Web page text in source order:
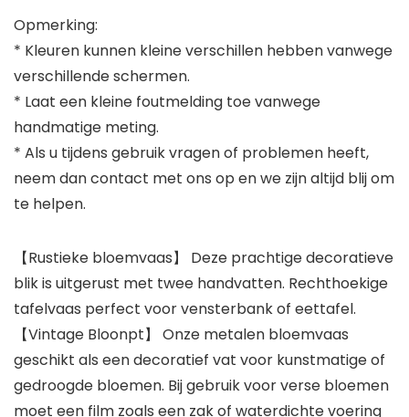
Opmerking:
* Kleuren kunnen kleine verschillen hebben vanwege
verschillende schermen.
* Laat een kleine foutmelding toe vanwege
handmatige meting.
* Als u tijdens gebruik vragen of problemen heeft,
neem dan contact met ons op en we zijn altijd blij om
te helpen.
【Rustieke bloemvaas】 Deze prachtige decoratieve
blik is uitgerust met twee handvatten. Rechthoekige
tafelvaas perfect voor vensterbank of eettafel.
【Vintage Bloonpt】 Onze metalen bloemvaas
geschikt als een decoratief vat voor kunstmatige of
gedroogde bloemen. Bij gebruik voor verse bloemen
moet een film zoals een zak of waterdichte voering